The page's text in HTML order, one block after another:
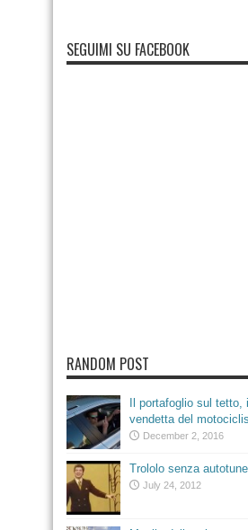
SEGUIMI SU FACEBOOK
RANDOM POST
Il portafoglio sul
vendetta del
December 2, 2016
Trololo senza autotune
July 24, 2012